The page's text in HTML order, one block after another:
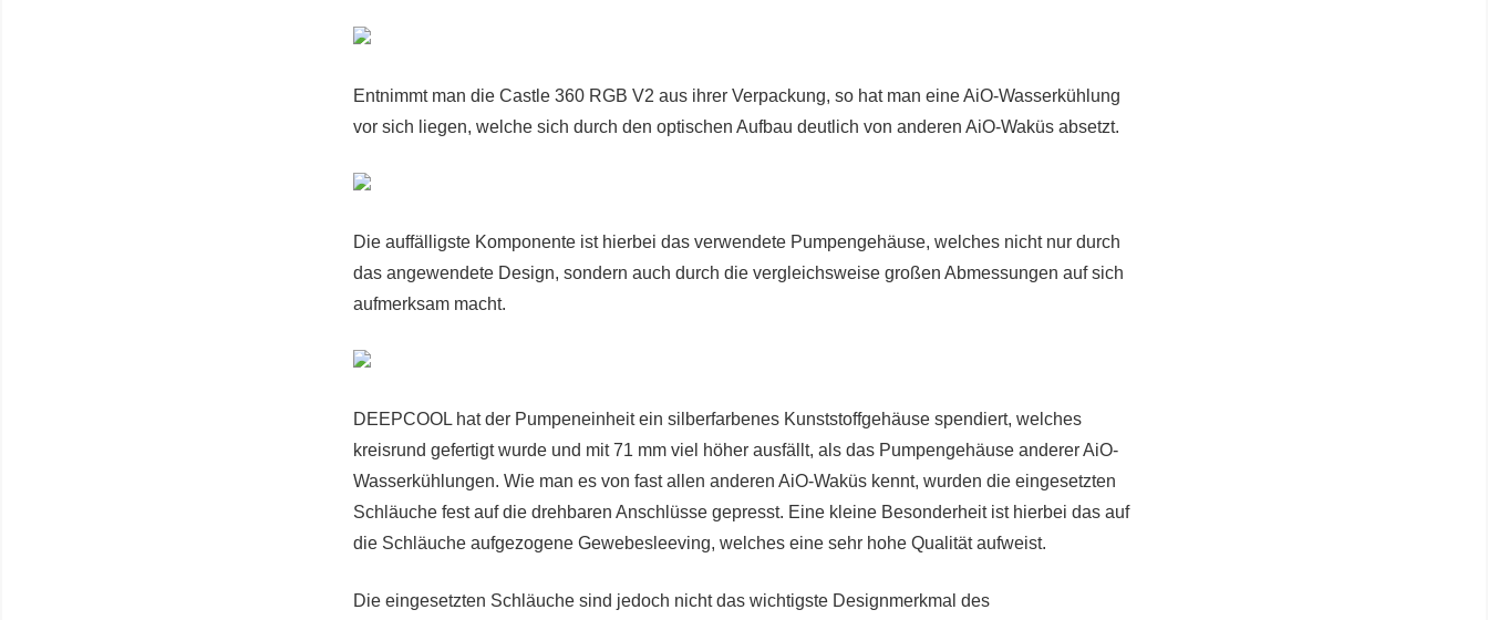
Entnimmt man die Castle 360 RGB V2 aus ihrer Verpackung, so hat man eine AiO-Wasserkühlung
vor sich liegen, welche sich durch den optischen Aufbau deutlich von anderen AiO-Waküs absetzt.
Die auffälligste Komponente ist hierbei das verwendete Pumpengehäuse, welches nicht nur durch
das angewendete Design, sondern auch durch die vergleichsweise großen Abmessungen auf sich
aufmerksam macht.
DEEPCOOL hat der Pumpeneinheit ein silberfarbenes Kunststoffgehäuse spendiert, welches
kreisrund gefertigt wurde und mit 71 mm viel höher ausfällt, als das Pumpengehäuse anderer AiO-
Wasserkühlungen. Wie man es von fast allen anderen AiO-Waküs kennt, wurden die eingesetzten
Schläuche fest auf die drehbaren Anschlüsse gepresst. Eine kleine Besonderheit ist hierbei das auf
die Schläuche aufgezogene Gewebesleeving, welches eine sehr hohe Qualität aufweist.
Die eingesetzten Schläuche sind jedoch nicht das wichtigste Designmerkmal des